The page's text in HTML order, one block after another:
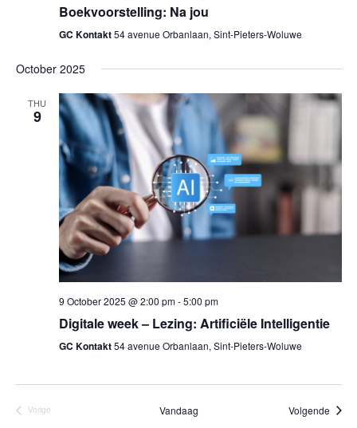
Boekvoorstelling: Na jou
GC Kontakt54 avenue Orbanlaan, Sint-Pieters-Woluwe
October 2025
THU
9
9 October 2025 @ 2:00 pm-5:00 pm
Digitale week – Lezing: Artificiële Intelligentie
GC Kontakt54 avenue Orbanlaan, Sint-Pieters-Woluwe
Vorige
Vandaag Volgende